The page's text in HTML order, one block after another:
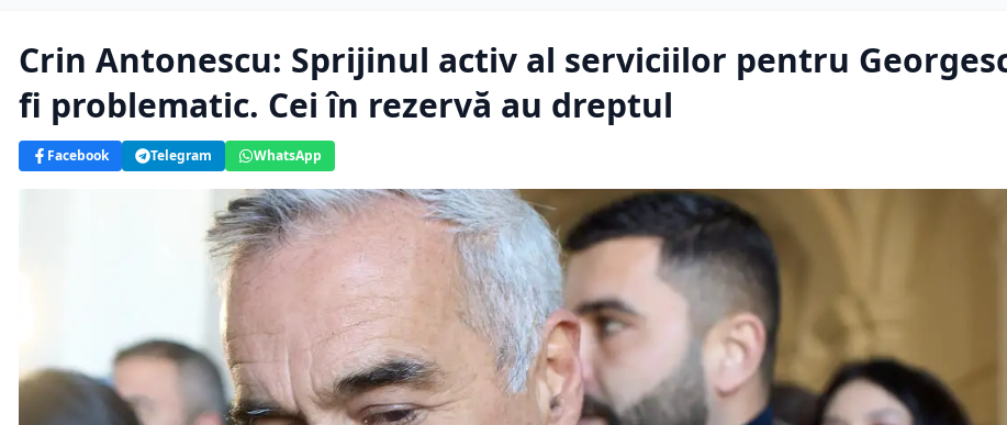
Crin Antonescu: Sprijinul activ al serviciilor pentru
fi problematic. Cei în rezervă au dreptul
Facebook Telegram WhatsApp